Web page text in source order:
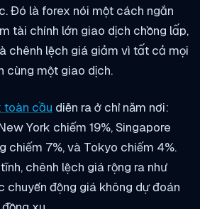
Đó là forex nói một cách ngắn
tài chính lớn giao dịch chồng lấp,
chênh lệch giá giảm vì tất cả mọi
cùng một giao dịch.
toàn cầu diễn ra ở chỉ năm nơi:
York chiếm 19%, Singapore
chiếm 7%, và Tokyo chiếm 4%.
chênh lệch giá rộng ra như
chuyển động giá không dự đoán